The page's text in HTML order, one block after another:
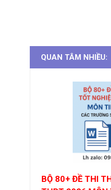
QUAN TÂM NHIỀU:
BỘ 80+ ĐỀ THI